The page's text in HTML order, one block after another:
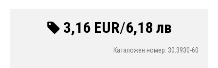
3,16 EUR/6,18 лв
Каталожен номер: 30.3930-60